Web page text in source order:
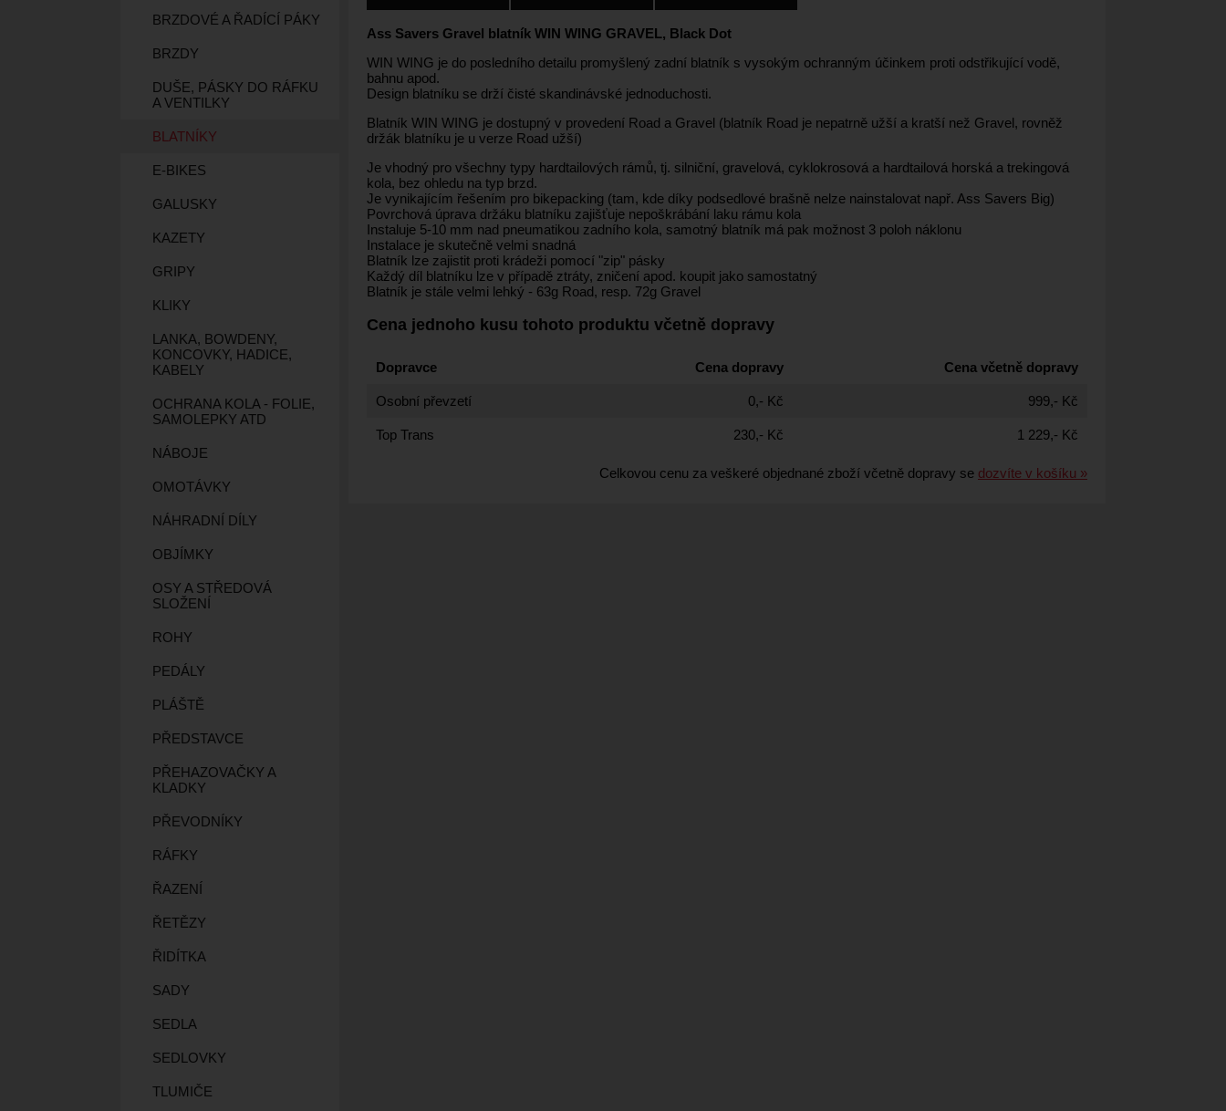
BRZDOVÉ A ŘADÍCÍ PÁKY
BRZDY
DUŠE, PÁSKY DO RÁFKU
A VENTILKY
BLATNÍKY
E-BIKES
GALUSKY
KAZETY
GRIPY
KLIKY
LANKA, BOWDENY,
KONCOVKY, HADICE,
KABELY
OCHRANA KOLA - FOLIE,
SAMOLEPKY ATD
NÁBOJE
OMOTÁVKY
NÁHRADNÍ DÍLY
OBJÍMKY
OSY A STŘEDOVÁ
SLOŽENÍ
ROHY
PEDÁLY
PLÁŠTĚ
PŘEDSTAVCE
PŘEHAZOVAČKY A
KLADKY
PŘEVODNÍKY
RÁFKY
ŘAZENÍ
ŘETĚZY
ŘIDÍTKA
SADY
SEDLA
SEDLOVKY
TLUMIČE
Ass Savers Gravel blatník WIN WING GRAVEL, Black Dot
WIN WING je do posledního detailu promyšlený zadní blatník s vysokým ochranným účinkem proti odstřikující vodě,
bahnu apod.
Design blatníku se drží čisté skandinávské jednoduchosti.
Blatník WIN WING je dostupný v provedení Road a Gravel (blatník Road je nepatrně užší a kratší než Gravel, rovněž
držák blatníku je u verze Road užší)
Je vhodný pro všechny typy hardtailových rámů, tj. silniční, gravelová, cyklokrosová a hardtailová horská a trekingová
kola, bez ohledu na typ brzd.
Je vynikajícím řešením pro bikepacking (tam, kde díky podsedlové brašně nelze nainstalovat např. Ass Savers Big)
Povrchová úprava držáku blatníku zajišťuje nepoškrábání laku rámu kola
Instaluje 5-10 mm nad pneumatikou zadního kola, samotný blatník má pak možnost 3 poloh náklonu
Instalace je skutečně velmi snadná
Blatník lze zajistit proti krádeži pomocí "zip" pásky
Každý díl blatníku lze v případě ztráty, zničení apod. koupit jako samostatný
Blatník je stále velmi lehký - 63g Road, resp. 72g Gravel
Cena jednoho kusu tohoto produktu včetně dopravy
Dopravce Cena dopravy Cena včetně dopravy
Osobní převzetí 0,- Kč 999,- Kč
Top Trans 230,- Kč 1 229,- Kč
Celkovou cenu za veškeré objednané zboží včetně dopravy se dozvíte v košíku »